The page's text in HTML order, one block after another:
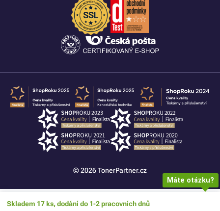
Skladem 17 ks, dodání do 1-2 pracovních dnů
© 2026 TonerPartner.cz
Máte otázku?